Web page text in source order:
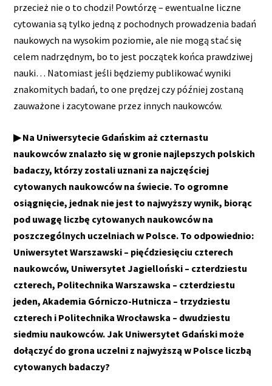
przecież nie o to chodzi! Powtórzę – ewentualne liczne
cytowania są tylko jedną z pochodnych prowadzenia badań
naukowych na wysokim poziomie, ale nie mogą stać się
celem nadrzędnym, bo to jest początek końca prawdziwej
nauki… Natomiast jeśli będziemy publikować wyniki
znakomitych badań, to one prędzej czy później zostaną
zauważone i zacytowane przez innych naukowców.
▶ Na Uniwersytecie Gdańskim aż czternastu
naukowców znalazło się w gronie najlepszych polskich
badaczy, którzy zostali uznani za najczęściej
cytowanych naukowców na świecie. To ogromne
osiągnięcie, jednak nie jest to najwyższy wynik, biorąc
pod uwagę liczbę cytowanych naukowców na
poszczególnych uczelniach w Polsce. To odpowiednio:
Uniwersytet Warszawski – pięćdziesięciu czterech
naukowców, Uniwersytet Jagielloński – czterdziestu
czterech, Politechnika Warszawska – czterdziestu
jeden, Akademia Górniczo-Hutnicza – trzydziestu
czterech i Politechnika Wrocławska – dwudziestu
siedmiu naukowców. Jak Uniwersytet Gdański może
dołączyć do grona uczelni z najwyższą w Polsce liczbą
cytowanych badaczy?